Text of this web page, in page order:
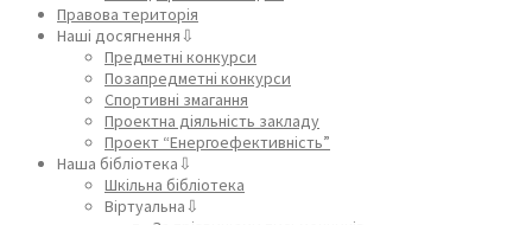
Правова територія
Наші досягнення⇩
Предметні конкурси
Позапредметні конкурси
Спортивні змагання
Проектна діяльність закладу
Проект “Енергоефективність”
Наша бібліотека⇩
Шкільна бібліотека
Віртуальна⇩